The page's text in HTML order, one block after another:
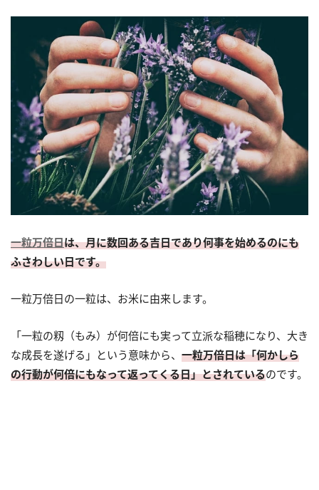
一粒万倍日は、月に数回ある吉日であり何事を始めるのにも
ふさわしい日です。
一粒万倍日の一粒は、お米に由来します。
「一粒の籾（もみ）が何倍にも実って立派な稲穂になり、大き
な成長を遂げる」という意味から、 一粒万倍日は「何かしら
の行動が何倍にもなって返ってくる日」とされているのです。